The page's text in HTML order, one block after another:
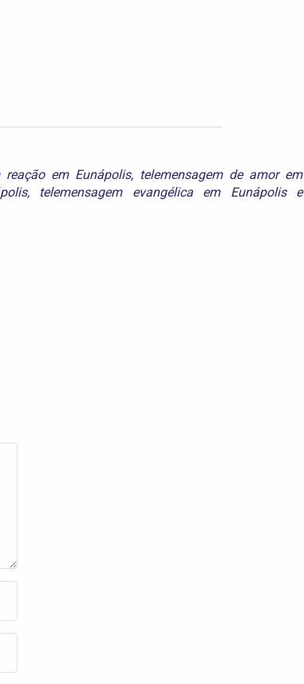
reação em Eunápolis, telemensagem de amor em
, telemensagem evangélica em Eunápolise